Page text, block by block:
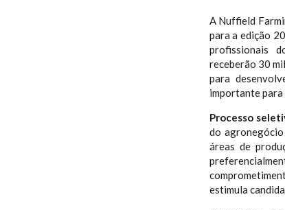
A Nuffield
para a edição
profissionais
receberão 30
para
importante para
Processo
do
áreas de
estimula